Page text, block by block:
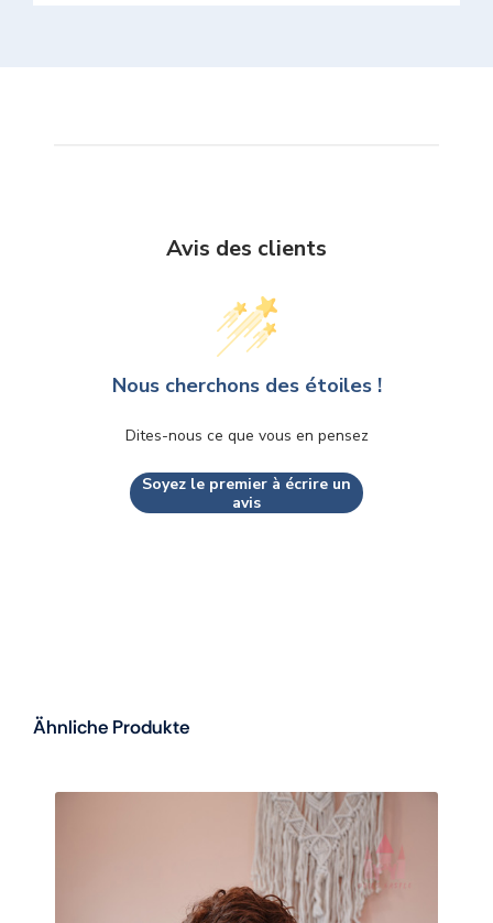
Avis des clients
Nous cherchons des étoiles !
Dites-nous ce que vous en pensez
Soyez le premier à écrire un
avis
Ähnliche Produkte